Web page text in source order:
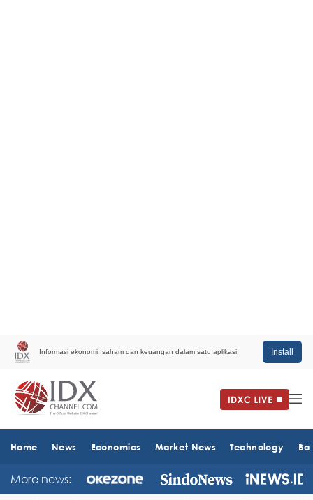
Informasi ekonomi, saham dan keuangan dalam satu aplikasi. Install
Home News Economics Market News Technology
More news: